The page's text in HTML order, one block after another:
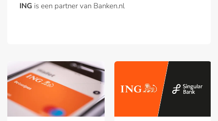
ING is een partner van Banken.nl